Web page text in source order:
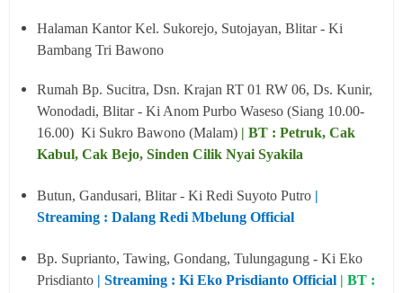
Halaman Kantor Kel. Sukorejo, Sutojayan, Blitar - Ki
Bambang Tri Bawono
Rumah Bp. Sucitra, Dsn. Krajan RT 01 RW 06, Ds. Kunir,
Wonodadi, Blitar - Ki Anom Purbo Waseso (Siang 10.00-
16.00) Ki Sukro Bawono (Malam) | BT : Petruk, Cak
Kabul, Cak Bejo, Sinden Cilik Nyai Syakila
Butun, Gandusari, Blitar - Ki Redi Suyoto Putro |
Streaming : Dalang Redi Mbelung Official
Bp. Suprianto, Tawing, Gondang, Tulungagung - Ki Eko
Prisdianto | Streaming : Ki Eko Prisdianto Official | BT :